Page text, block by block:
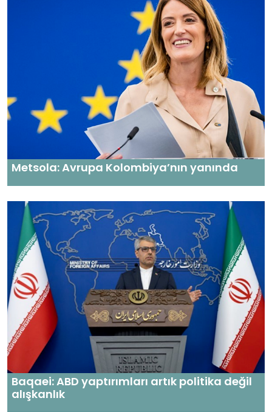
Metsola: Avrupa Kolombiya’nın yanında
Baqaei: ABD yaptırımları artık politika değil
alışkanlık